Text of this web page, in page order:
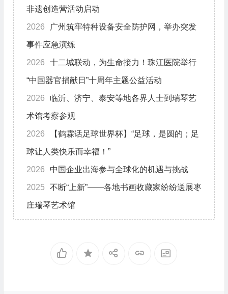
非遗创造营活动启动
2026 广州筑牢特种设备安全防护网，举办突发
事件应急演练
2026 十二城联动，为生命接力！珠江医院举行
“中国器官捐献日”十周年主题公益活动
2026 临沂、济宁、泰安等地各界人士到瑞琴艺
术馆考察参观
2026 【鹤霖话足球世界杯】“足球，是圆的；足
球让人类快乐而幸福！”
2026 中国企业出海参与全球化的机遇与挑战
2025 不断“上新”——各地书画收藏家纷纷送展枣
庄瑞琴艺术馆